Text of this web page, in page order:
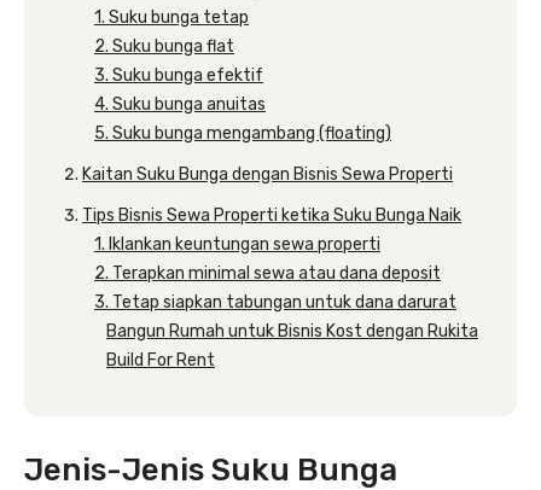
1. Suku bunga tetap
2. Suku bunga flat
3. Suku bunga efektif
4. Suku bunga anuitas
5. Suku bunga mengambang (floating)
Kaitan Suku Bunga dengan Bisnis Sewa Properti
Tips Bisnis Sewa Properti ketika Suku Bunga Naik
1. Iklankan keuntungan sewa properti
2. Terapkan minimal sewa atau dana deposit
3. Tetap siapkan tabungan untuk dana darurat
Bangun Rumah untuk Bisnis Kost dengan Rukita
Build For Rent
Jenis-Jenis Suku Bunga